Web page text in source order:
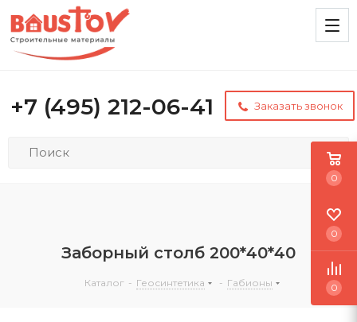
+7 (495) 212-06-41 Заказать звонок
Заборный столб 200*40*40
Каталог - Геосинтетика - Габионы
0
0
0